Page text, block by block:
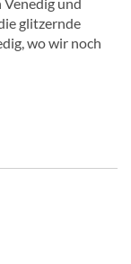
glitzernde
wo wir noch